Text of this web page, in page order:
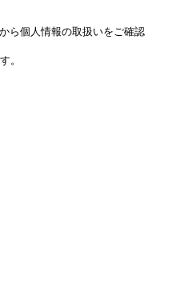
ら個人情報の取扱いをご確認
。